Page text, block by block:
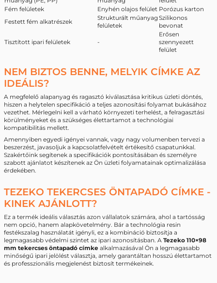
Fém felületek
Enyhén olajos felület Porózus karton
Festett fém alkatrészek
Strukturált műanyag
felületek
Szilikonos
bevonat
Tisztított ipari felületek -
Erősen
szennyezett
felület
NEM BIZTOS BENNE, MELYIK CÍMKE AZ
IDEÁLIS?
A megfelelő alapanyag és ragasztó kiválasztása kritikus üzleti döntés,
hiszen a helytelen specifikáció a teljes azonosítási folyamat bukásához
vezethet. Mérlegelni kell a várható környezeti terhelést, a felragasztási
körülményeket és a szükséges élettartamot a technológiai
kompatibilitás mellett.
Amennyiben egyedi igényei vannak, vagy nagy volumenben tervezi a
beszerzést, javasoljuk a kapcsolatfelvételt értékesítő csapatunkkal.
Szakértőink segítenek a specifikációk pontosításában és személyre
szabott ajánlatot készítenek az Ön üzleti folyamatainak optimalizálása
érdekében.
TEZEKO TEKERCSES ÖNTAPADÓ CÍMKE -
KINEK AJÁNLOTT?
Ez a termék ideális választás azon vállalatok számára, ahol a tartósság
nem opció, hanem alapkövetelmény. Bár a technológia resin
festékszalag használatát igényli, ez a kombináció biztosítja a
legmagasabb védelmi szintet az ipari azonosításban. A Tezeko 110×98
mm tekercses öntapadó címke alkalmazásával Ön a legmagasabb
minőségű ipari jelölést választja, amely garantáltan hosszú élettartamot
és professzionális megjelenést biztosít termékeinek.